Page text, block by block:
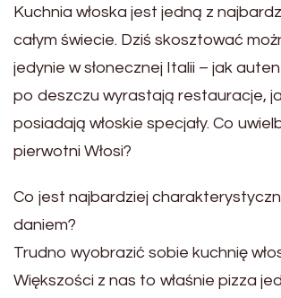
Kuchnia włoska jest jedną z
całym świecie. Dziś skosztować
jedynie w słonecznej Italii – jak
po deszczu wyrastają restauracje,
posiadają włoskie specjały. Co
pierwotni Włosi?
Co jest najbardziej
daniem?
Trudno wyobrazić sobie kuchnię
Większości z nas to właśnie pizza